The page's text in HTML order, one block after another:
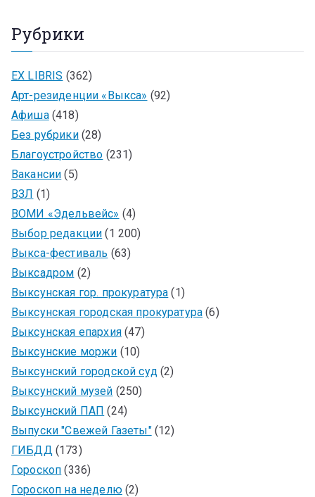
Рубрики
EX LIBRIS (362)
Арт-резиденции «Выкса» (92)
Афиша(418)
Без рубрики(28)
Благоустройство (231)
Вакансии (5)
ВЗЛ (1)
ВОМИ «Эдельвейс» (4)
Выбор редакции (1 200)
Выкса-фестиваль (63)
Выксадром (2)
Выксунская гор. прокуратура (1)
Выксунская городская прокуратура (6)
Выксунская епархия(47)
Выксунские моржи (10)
Выксунский городской суд(2)
Выксунский музей (250)
Выксунский ПАП (24)
Выпуски "Свежей Газеты"(12)
ГИБДД(173)
Гороскоп (336)
Гороскоп на неделю(2)